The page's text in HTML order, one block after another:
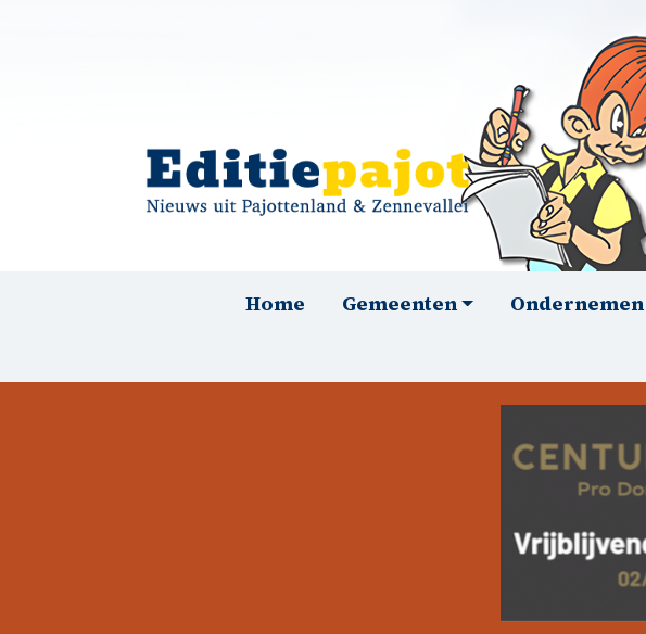
HoofdnavigatieHome Gemeenten Ondernemen